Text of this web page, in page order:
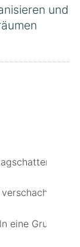
und
für
eine Gruppe